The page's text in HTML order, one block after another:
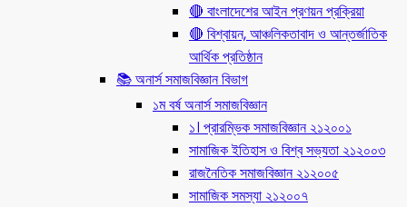
🔴 বাংলাদেশের আইন প্রণয়ন প্রক্রিয়া
🔴 বিশ্বায়ন, আঞ্চলিকতাবাদ ও আন্তর্জাতিক
আর্থিক প্রতিষ্ঠান
📚 অনার্স সমাজবিজ্ঞান বিভাগ
১ম বর্ষ অনার্স সমাজবিজ্ঞান
১। প্রারম্ভিক সমাজবিজ্ঞান ২১২০০১
সামাজিক ইতিহাস ও বিশ্ব সভ্যতা ২১২০০৩
রাজনৈতিক সমাজবিজ্ঞান ২১২০০৫
সামাজিক সমস্যা ২১২০০৭